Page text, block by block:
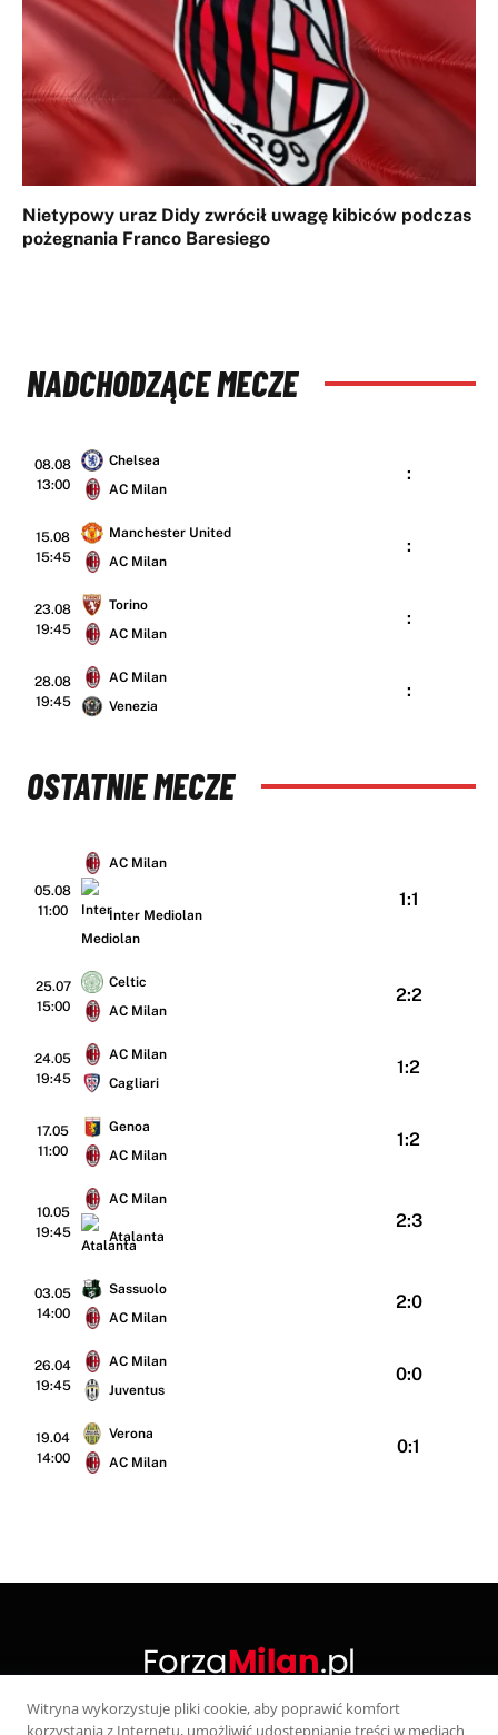
Nietypowy uraz Didy zwrócił uwagę kibiców podczas
pożegnania Franco Baresiego
NADCHODZĄCE MECZE
08.08
13:00
Chelsea
AC Milan
:
15.08
15:45
Manchester United
AC Milan
:
23.08
19:45
Torino
AC Milan
:
28.08
19:45
AC Milan
Venezia
:
OSTATNIE MECZE
05.08
11:00
AC Milan
Inter Mediolan
1:1
25.07
15:00
Celtic
AC Milan
2:2
24.05
19:45
AC Milan
Cagliari
1:2
17.05
11:00
Genoa
AC Milan
1:2
10.05
19:45
AC Milan
Atalanta
2:3
03.05
14:00
Sassuolo
AC Milan
2:0
26.04
19:45
AC Milan
Juventus
0:0
19.04
14:00
Verona
AC Milan
0:1
Witryna wykorzystuje pliki cookie, aby poprawić komfort
korzystania z Internetu, umożliwić udostępnianie treści w mediach